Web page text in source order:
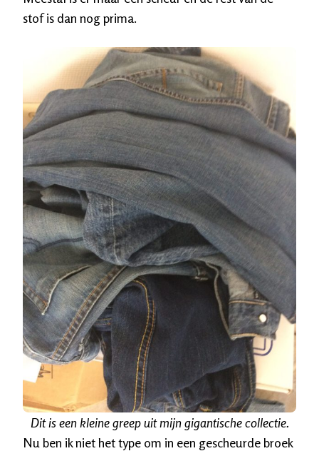
stof is dan nog prima.
Dit is een kleine greep uit mijn gigantische collectie.
Nu ben ik niet het type om in een gescheurde broek